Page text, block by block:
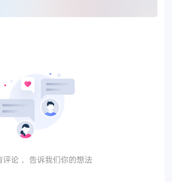
评论， 告诉我们你的想法